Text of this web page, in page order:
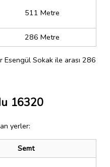
511 Metre
286 Metre
Esengül Sokak ile arası 286
16320
yerler:
Semt